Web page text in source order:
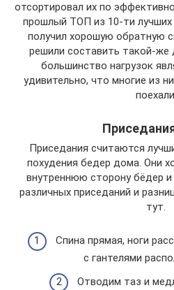
отсортировал их по
прошлый ТОП из 10-ти лучших
получил хорошую обратную
решили составить такой-же
большинство нагрузок
удивительно, что многие из
Приседания считаются
похудения бедер дома. Они
внутреннюю сторону бёдер и
различных приседаний и
тут.
Спина прямая, ноги
с гантелями
Отводим таз и